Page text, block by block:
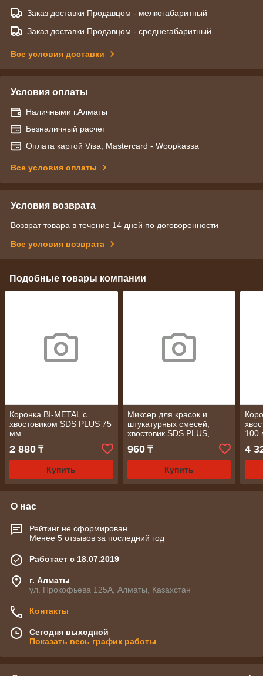
Заказ доставки Продавцом - мелкогабаритный
Заказ доставки Продавцом - среднегабаритный
Все условия доставки
Условия оплаты
Наличными г.Алматы
Безналичный расчет
Оплата картой Visa, Mastercard - Woopkassa
Все условия оплаты
Условия возврата
Возврат товара в течение 14 дней по договоренности
Все условия возврата
Подобные товары компании
Коронка BI-METAL с
хвостовиком SDS PLUS 75
мм
2 880 ₸
Купить
Миксер для красок и
штукатурных смесей,
хвостовик SDS PLUS,
960₸
Купить
100
4
О нас
Рейтинг не сформирован
Менее 5 отзывов за последний год
Работает с 18.07.2019
г. Алматы
ул. Прокофьева 125А, Алматы, Казахстан
Контакты
Сегодня выходной
Показать весь график работы